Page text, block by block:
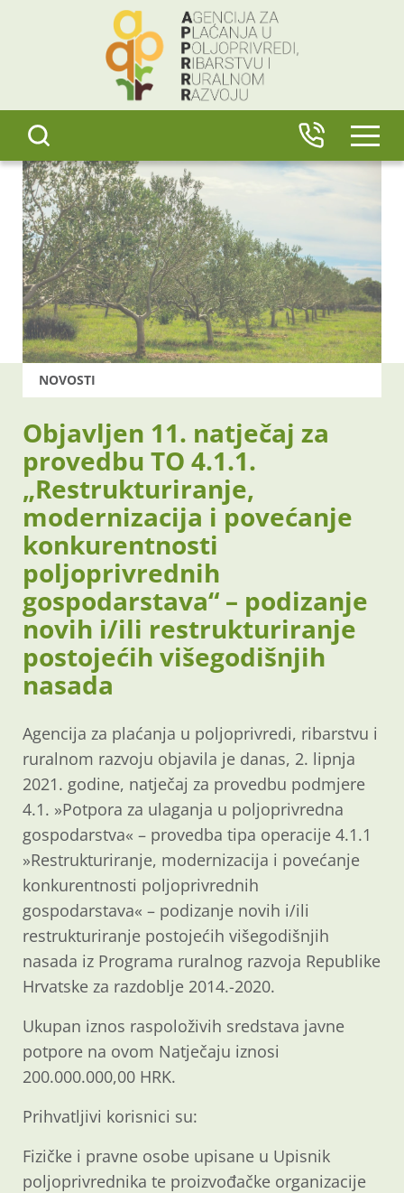
NOVOSTI
Objavljen 11. natječaj za
provedbu TO 4.1.1.
„Restrukturiranje,
modernizacija i povećanje
konkurentnosti
poljoprivrednih
gospodarstava“ – podizanje
novih i/ili restrukturiranje
postojećih višegodišnjih
nasada
Agencija za plaćanja u poljoprivredi, ribarstvu i
ruralnom razvoju objavila je danas, 2. lipnja
2021. godine, natječaj za provedbu podmjere
4.1. »Potpora za ulaganja u poljoprivredna
gospodarstva« – provedba tipa operacije 4.1.1
»Restrukturiranje, modernizacija i povećanje
konkurentnosti poljoprivrednih
gospodarstava« – podizanje novih i/ili
restrukturiranje postojećih višegodišnjih
nasada iz Programa ruralnog razvoja Republike
Hrvatske za razdoblje 2014.-2020.
Ukupan iznos raspoloživih sredstava javne
potpore na ovom Natječaju iznosi
200.000.000,00 HRK.
Prihvatljivi korisnici su:
Fizičke i pravne osobe upisane u Upisnik
poljoprivrednika te proizvođačke organizacije